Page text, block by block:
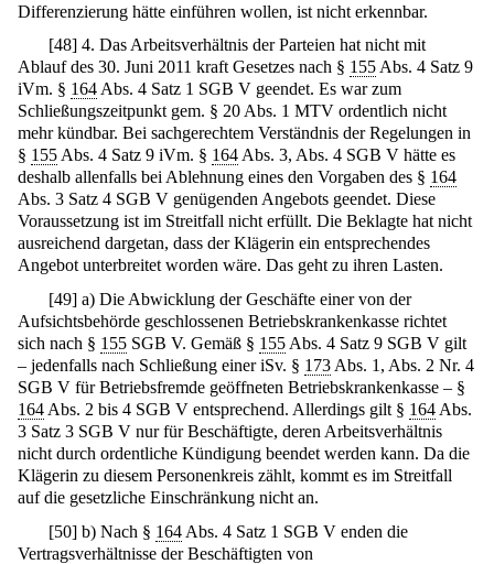
Differenzierung hätte einführen wollen, ist nicht erkennbar.
[48] 4. Das Arbeitsverhältnis der Parteien hat nicht mit
Ablauf des 30. Juni 2011 kraft Gesetzes nach § 155Abs. 4 Satz 9
iVm. § 164Abs. 4 Satz 1 SGB V geendet. Es war zum
Schließungszeitpunkt gem. § 20 Abs. 1 MTV ordentlich nicht
mehr kündbar. Bei sachgerechtem Verständnis der Regelungen in
§ 155Abs. 4 Satz 9 iVm. § 164Abs. 3, Abs. 4 SGB V hätte es
deshalb allenfalls bei Ablehnung eines den Vorgaben des § 164
Abs. 3 Satz 4 SGB V genügenden Angebots geendet. Diese
Voraussetzung ist im Streitfall nicht erfüllt. Die Beklagte hat nicht
ausreichend dargetan, dass der Klägerin ein entsprechendes
Angebot unterbreitet worden wäre. Das geht zu ihren Lasten.
[49] a) Die Abwicklung der Geschäfte einer von der
Aufsichtsbehörde geschlossenen Betriebskrankenkasse richtet
sich nach § 155 SGB V. Gemäß § 155 Abs. 4 Satz 9 SGB V gilt
– jedenfalls nach Schließung einer iSv. § 173 Abs. 1, Abs. 2 Nr. 4
SGB V für Betriebsfremde geöffneten Betriebskrankenkasse – §
164 Abs. 2 bis 4 SGB V entsprechend. Allerdings gilt § 164 Abs.
3 Satz 3 SGB V nur für Beschäftigte, deren Arbeitsverhältnis
nicht durch ordentliche Kündigung beendet werden kann. Da die
Klägerin zu diesem Personenkreis zählt, kommt es im Streitfall
auf die gesetzliche Einschränkung nicht an.
[50] b) Nach § 164 Abs. 4 Satz 1 SGB V enden die
Vertragsverhältnisse der Beschäftigten von